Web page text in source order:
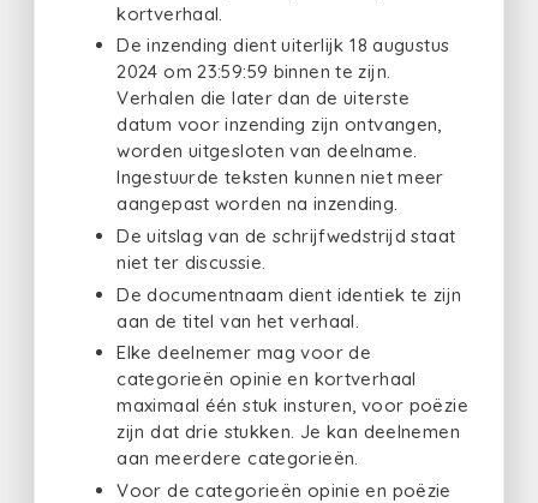
kortverhaal.
De inzending dient uiterlijk 18 augustus
2024 om 23:59:59 binnen te zijn.
Verhalen die later dan de uiterste
datum voor inzending zijn ontvangen,
worden uitgesloten van deelname.
Ingestuurde teksten kunnen niet meer
aangepast worden na inzending.
De uitslag van de schrijfwedstrijd staat
niet ter discussie.
De documentnaam dient identiek te zijn
aan de titel van het verhaal.
Elke deelnemer mag voor de
categorieën opinie en kortverhaal
maximaal één stuk insturen, voor poëzie
zijn dat drie stukken. Je kan deelnemen
aan meerdere categorieën.
Voor de categorieën opinie en poëzie